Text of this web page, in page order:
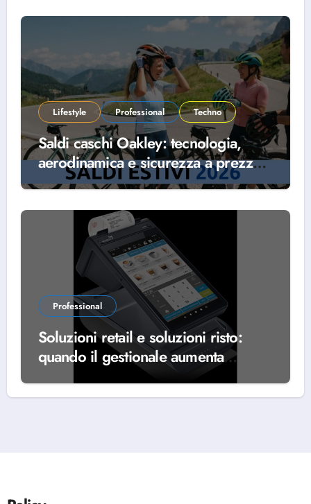
Lifestyle Professional Techno
Saldi caschi Oakley: tecnologia,
aerodinamica e sicurezza a prezzo
ridotto
Professional
Soluzioni retail e soluzioni risto:
quando il gestionale aumenta
l’efficienza e la produttività